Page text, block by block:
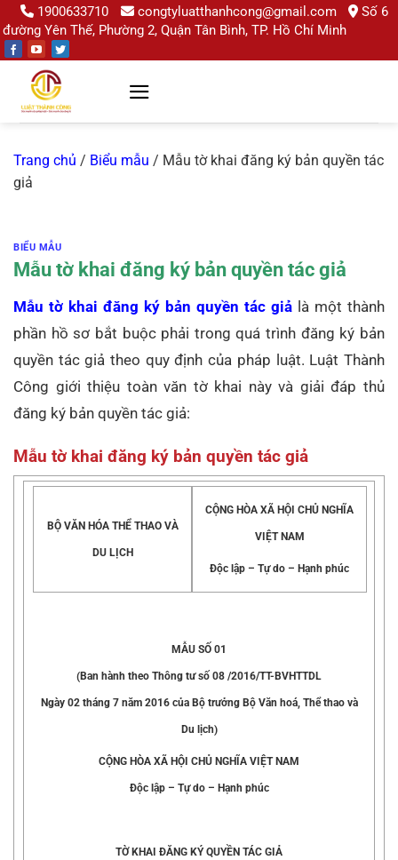
Chuyển
đến
nội
1900633710 congtyluatthanhcong@gmail.com
Số 6
đường Yên Thế, Phường 2, Quận Tân Bình, TP. Hồ Chí Minh
Trang chủ / Biểu mẫu / Mẫu tờ khai đăng ký bản quyền tác
giả
BIỂU MẪU
Mẫu tờ khai đăng ký bản quyền tác giả
Mẫu tờ khai đăng ký bản quyền tác giả là một thành
phần hồ sơ bắt buộc phải trong quá trình đăng ký bản
quyền tác giả theo quy định của pháp luật. Luật Thành
Công giới thiệu toàn văn tờ khai này và giải đáp thủ
đăng ký bản quyền tác giả:
Mẫu tờ khai đăng ký bản quyền tác giả
BỘ VĂN HÓA THỂ THAO VÀ
DU LỊCH
CỘNG HÒA XÃ HỘI CHỦ NGHĨA
VIỆT NAM
Độc lập – Tự do – Hạnh phúc
MẪU SỐ 01
(Ban hành theo Thông tư số 08 /2016/TT-BVHTTDL
Ngày 02 tháng 7 năm 2016 của Bộ trưởng Bộ Văn hoá, Thể thao và
Du lịch)
CỘNG HÒA XÃ HỘI CHỦ NGHĨA VIỆT NAM
Độc lập – Tự do – Hạnh phúc
TỜ KHAI ĐĂNG KÝ QUYỀN TÁC GIẢ